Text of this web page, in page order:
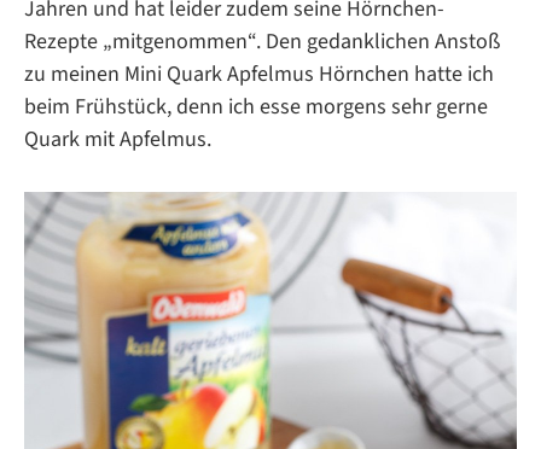
Jahren und hat leider zudem seine Hörnchen-
Rezepte „mitgenommen“. Den gedanklichen Anstoß
zu meinen Mini Quark Apfelmus Hörnchen hatte ich
beim Frühstück, denn ich esse morgens sehr gerne
Quark mit Apfelmus.